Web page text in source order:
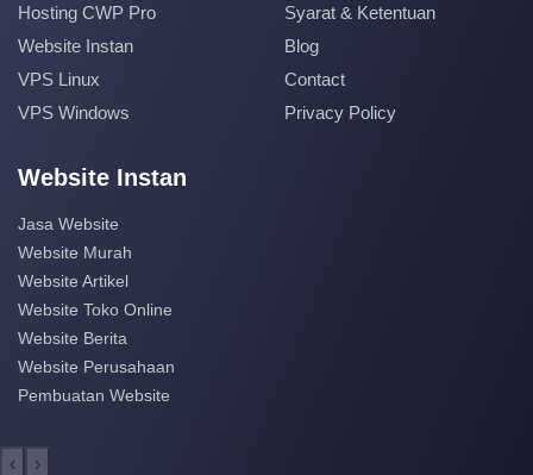
Hosting CWP Pro
Website Instan
VPS Linux
VPS Windows
Syarat & Ketentuan
Blog
Contact
Privacy Policy
Website Instan
Jasa Website
Website Murah
Website Artikel
Website Toko Online
Website Berita
Website Perusahaan
Pembuatan Website
‹ ›